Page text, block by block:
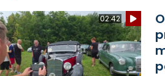
02:42